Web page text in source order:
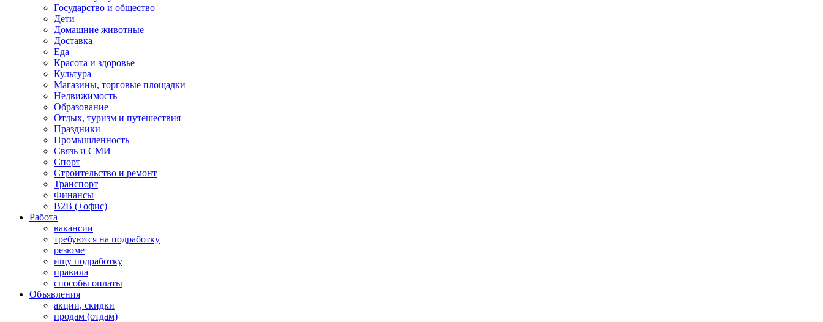
Государство и общество
Дети
Домашние животные
Доставка
Еда
Красота и здоровье
Культура
Магазины, торговые площадки
Недвижимость
Образование
Отдых, туризм и путешествия
Праздники
Промышленность
Связь и СМИ
Спорт
Строительство и ремонт
Транспорт
Финансы
B2B (+офис)
Работа
вакансии
требуются на подработку
резюме
ищу подработку
правила
способы оплаты
Объявления
акции, скидки
продам (отдам)